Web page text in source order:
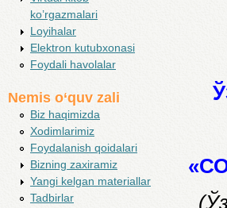
ko’rgazmalari
Loyihalar
Elektron kutubxonasi
Foydali havolalar
Nemis o‘quv zali
Biz haqimizda
Xodimlarimiz
Foydalanish qoidalari
Bizning zaxiramiz
Yangi kelgan materiallar
Tadbirlar